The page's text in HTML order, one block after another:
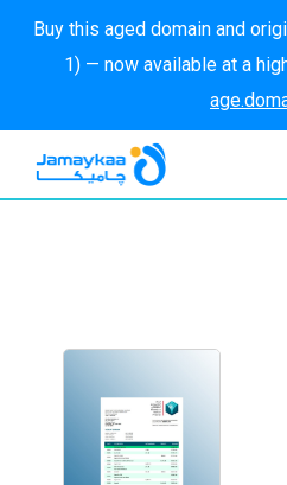
Buy this aged domain and
1) — now available at a